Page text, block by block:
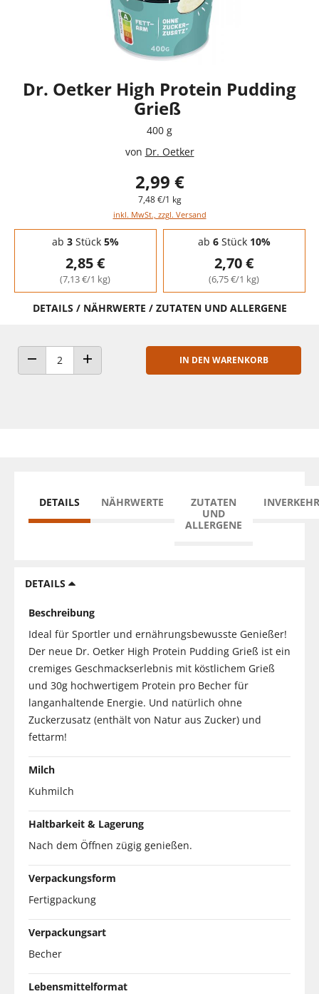
Dr. Oetker High Protein Pudding
Grieß
400 g
von Dr. Oetker
2,99 €
7,48 €/1 kg
inkl. MwSt., zzgl. Versand
Staffelpreise - Mengenrabatt
ab 3Stück 5%
2,85 €
(7,13 €/1 kg)
ab 6Stück 10%
2,70 €
(6,75 €/1 kg)
DETAILS / NÄHRWERTE / ZUTATEN UND ALLERGENE
ANZAHL VERRINGERNANZAHL ERHÖHEN
IN DEN WARENKORB
DETAILS NÄHRWERTE
ZUTATEN
UND
ALLERGENE
DETAILS
Beschreibung
Ideal für Sportler und ernährungsbewusste Genießer!
Der neue Dr. Oetker High Protein Pudding Grieß ist ein
cremiges Geschmackserlebnis mit köstlichem Grieß
und 30g hochwertigem Protein pro Becher für
langanhaltende Energie. Und natürlich ohne
Zuckerzusatz (enthält von Natur aus Zucker) und
fettarm!
Milch
Kuhmilch
Haltbarkeit & Lagerung
Nach dem Öffnen zügig genießen.
Verpackungsform
Fertigpackung
Verpackungsart
Becher
Lebensmittelformat